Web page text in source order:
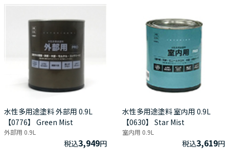
水性多用途塗料 外部用 0.9L
【0776】 Green Mist
外部用 0.9L
税込3,949円
水性多用途塗料 室内用 0.9L
【0630】 Star Mist
室内用 0.9L
税込3,619円